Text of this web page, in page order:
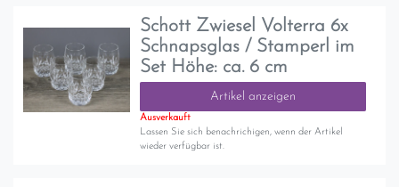
Schott Zwiesel Volterra 6x
Schnapsglas / Stamperl im
Set Höhe: ca. 6 cm
Artikel anzeigen
Ausverkauft
Lassen Sie sich benachrichigen, wenn der Artikel
wieder verfügbar ist.